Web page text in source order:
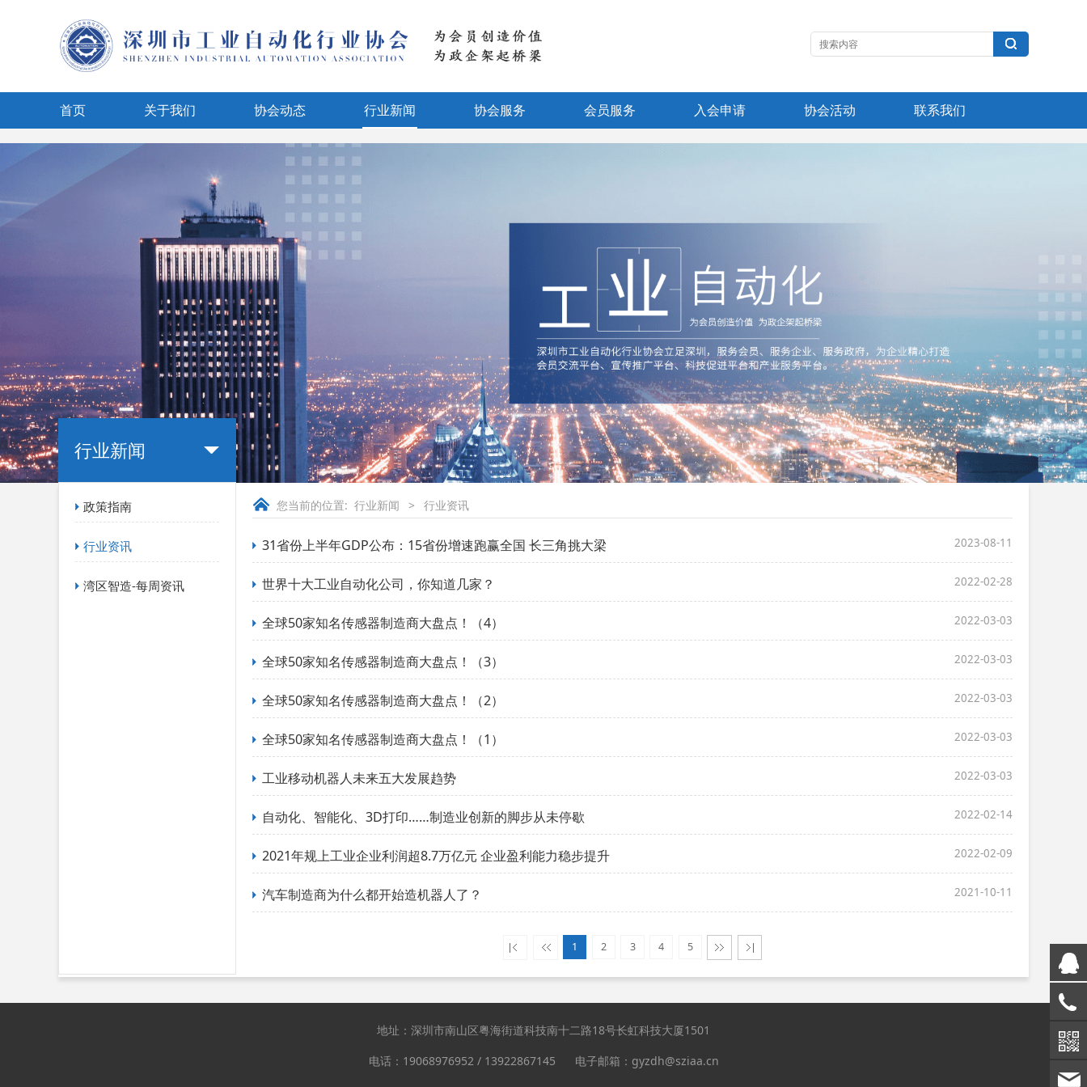
首页 关于我们 协会动态 行业新闻 协会服务 会员服务 入会申请 协会活动 联系我们
行业新闻
政策指南
行业资讯
湾区智造-每周资讯
您当前的位置: 行业新闻 > 行业资讯
31省份上半年GDP公布：15省份增速跑赢全国 长三角挑大梁 2023-08-11
世界十大工业自动化公司，你知道几家？ 2022-02-28
全球50家知名传感器制造商大盘点！（4） 2022-03-03
全球50家知名传感器制造商大盘点！（3） 2022-03-03
全球50家知名传感器制造商大盘点！（2） 2022-03-03
全球50家知名传感器制造商大盘点！（1） 2022-03-03
工业移动机器人未来五大发展趋势 2022-03-03
自动化、智能化、3D打印……制造业创新的脚步从未停歇 2022-02-14
2021年规上工业企业利润超8.7万亿元 企业盈利能力稳步提升 2022-02-09
汽车制造商为什么都开始造机器人了？ 2021-10-11
1 2 3 4 5
地址：深圳市南山区粤海街道科技南十二路18号长虹科技大厦1501
电话：19068976952 / 13922867145 电子邮箱：gyzdh@sziaa.cn